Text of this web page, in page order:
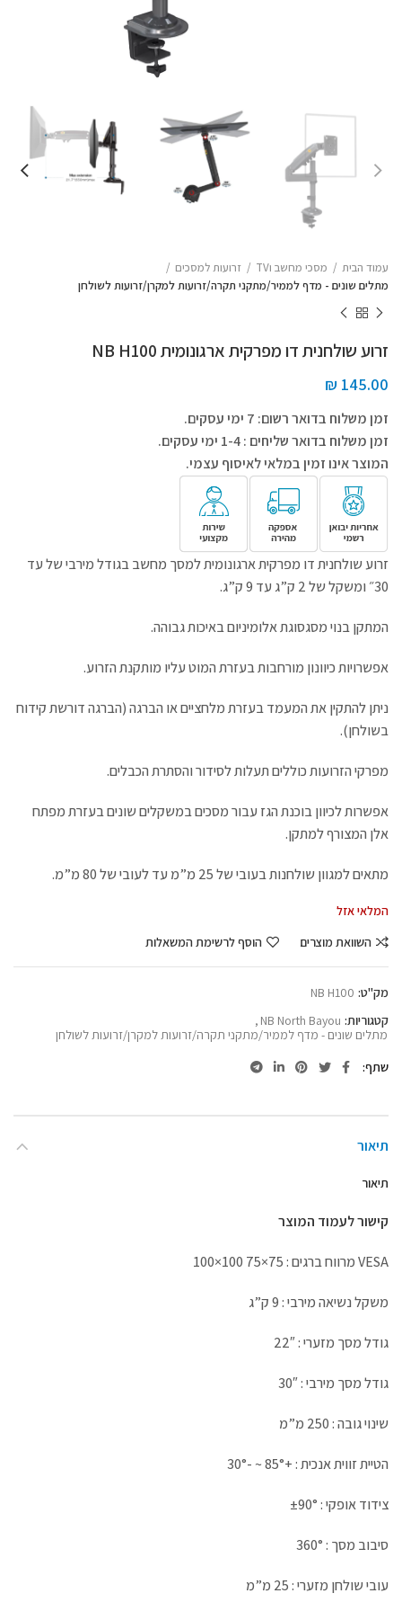
עמוד הבית מסכי מחשב וTV
זרועות למסכים
מתלים שונים - מדף לממיר/מתקני תקרה/זרועות למקרן/זרועות לשולחן
זרוע שולחנית דו מפרקית ארגונומית NB H100
₪ 145.00
זמן משלוח בדואר רשום: 7 ימי עסקים.
זמן משלוח בדואר שליחים : 1-4 ימי עסקים.
המוצר אינו זמין במלאי לאיסוף עצמי.
זרוע שולחנית דו מפרקית ארגונומית למסך מחשב בגודל מירבי של עד
30״ ומשקל של 2 ק”ג עד 9 ק”ג.
המתקן בנוי מסגסוגת אלומיניום באיכות גבוהה.
אפשרויות כיוונון מורחבות בעזרת המוט עליו מותקנת הזרוע.
ניתן להתקין את המעמד בעזרת מלחציים או הברגה (הברגה דורשת קידוח
בשולחן).
מפרקי הזרועות כוללים תעלות לסידור והסתרת הכבלים.
אפשרות לכיוון בוכנת הגז עבור מסכים במשקלים שונים בעזרת מפתח
אלן המצורף למתקן.
מתאים למגוון שולחנות בעובי של 25 מ”מ עד לעובי של 80 מ”מ.
המלאי אזל
השוואת מוצרים
הוסף לרשימת המשאלות
מק"ט: NB H100
קטגוריות: NB North Bayou
,
מתלים שונים - מדף לממיר/מתקני תקרה/זרועות למקרן/זרועות לשולחן
שתף
תיאור
תיאור
קישור לעמוד המוצר
VESA מרווח ברגים : 75×75 100×100
משקל נשיאה מירבי : 9 ק”ג
גודל מסך מזערי : 22″
גודל מסך מירבי : 30″
שינוי גובה : 250 מ”מ
הטיית זווית אנכית : +85° ~ -30°
צידוד אופקי : ±90°
סיבוב מסך : 360°
עובי שולחן מזערי : 25 מ”מ